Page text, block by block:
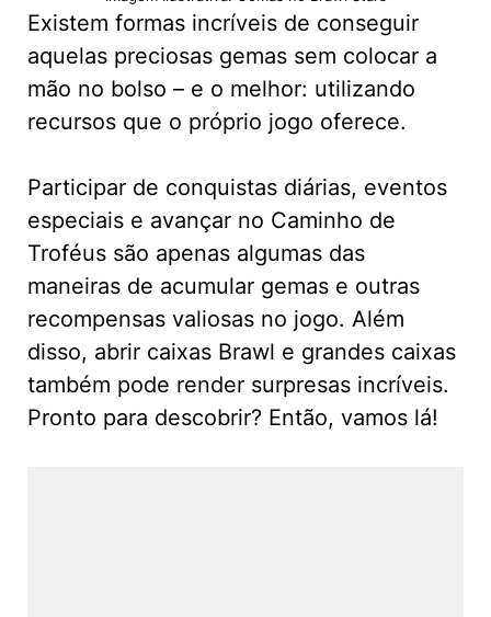
Existem formas incríveis de conseguir
aquelas preciosas gemas sem colocar a
mão no bolso – e o melhor: utilizando
recursos que o próprio jogo oferece.
Participar de conquistas diárias, eventos
especiais e avançar no Caminho de
Troféus são apenas algumas das
maneiras de acumular gemas e outras
recompensas valiosas no jogo. Além
disso, abrir caixas Brawl e grandes caixas
também pode render surpresas incríveis.
Pronto para descobrir? Então, vamos lá!